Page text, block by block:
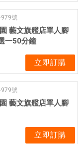
979號
藝文旗艦店單人腳
一50分鐘
立即訂購
979號
藝文旗艦店單人腳
立即訂購